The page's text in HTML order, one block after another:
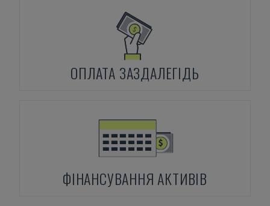
ОПЛАТА ЗАЗДАЛЕГІДЬ
ФІНАНСУВАННЯ АКТИВІВ